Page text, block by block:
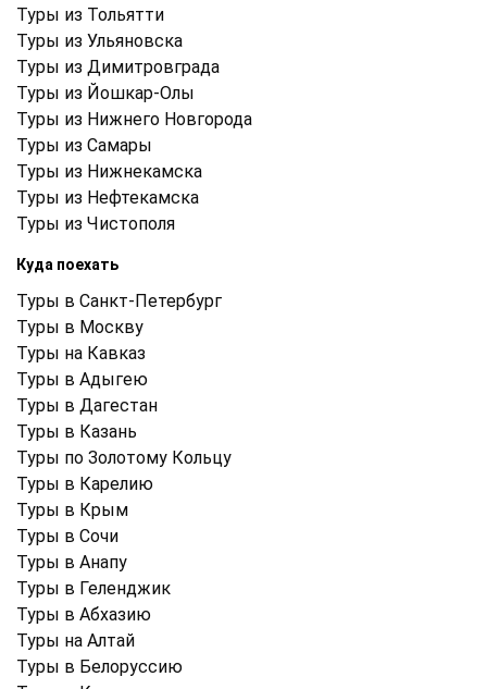
Туры из Тольятти
Туры из Ульяновска
Туры из Димитровграда
Туры из Йошкар-Олы
Туры из Нижнего Новгорода
Туры из Самары
Туры из Нижнекамска
Туры из Нефтекамска
Туры из Чистополя
Куда поехать
Туры в Санкт-Петербург
Туры в Москву
Туры на Кавказ
Туры в Адыгею
Туры в Дагестан
Туры в Казань
Туры по Золотому Кольцу
Туры в Карелию
Туры в Крым
Туры в Cочи
Туры в Анапу
Туры в Геленджик
Туры в Абхазию
Туры на Алтай
Туры в Белоруссию